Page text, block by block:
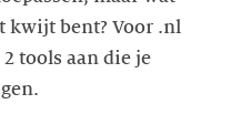
kwijt bent? Voor .nl
tools aan die je